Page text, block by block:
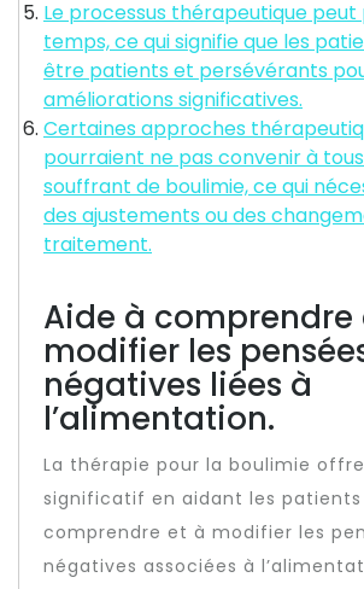
Le processus thérapeutique
temps, ce qui signifie que les
être patients et persévérants
améliorations significatives.
Certaines approches
pourraient ne pas convenir à
souffrant de boulimie, ce qui
des ajustements ou des
traitement.
Aide à comprendre
modifier les
négatives liées à
l’alimentation.
La thérapie pour la boulimie
significatif en aidant les patients
comprendre et à modifier les
négatives associées à